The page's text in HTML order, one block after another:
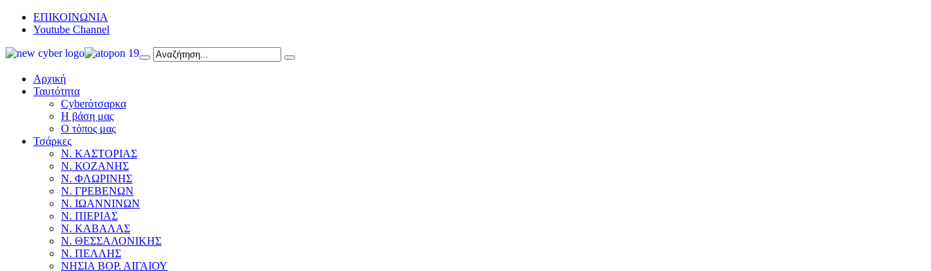
ΕΠΙΚΟΙΝΩΝΙΑ
Youtube Channel
Αρχική
Ταυτότητα
Cyberότσαρκα
Η βάση μας
Ο τόπος μας
Τσάρκες
Ν. ΚΑΣΤΟΡΙΑΣ
Ν. ΚΟΖΑΝΗΣ
Ν. ΦΛΩΡΙΝΗΣ
Ν. ΓΡΕΒΕΝΩΝ
Ν. ΙΩΑΝΝΙΝΩΝ
Ν. ΠΙΕΡΙΑΣ
Ν. ΚΑΒΑΛΑΣ
Ν. ΘΕΣΣΑΛΟΝΙΚΗΣ
Ν. ΠΕΛΛΗΣ
ΝΗΣΙΑ ΒΟΡ. ΑΙΓΑΙΟΥ